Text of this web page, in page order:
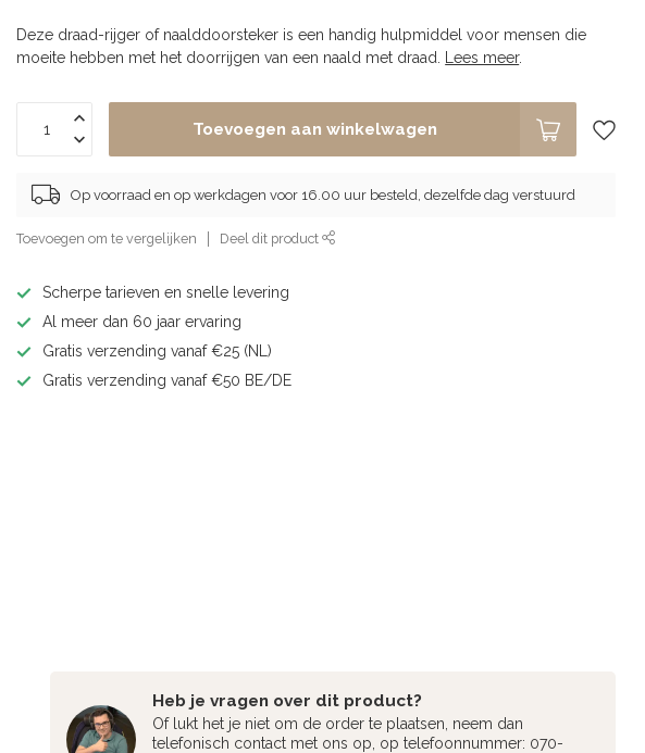
Deze draad-rijger of naalddoorsteker is een handig hulpmiddel voor mensen die
moeite hebben met het doorrijgen van een naald met draad.
Lees meer.
Toevoegen aan winkelwagen
Op voorraad en op werkdagen voor 16.00 uur besteld, dezelfde dag verstuurd
Toevoegen om te vergelijken Deel dit product
Scherpe tarieven en snelle levering
Al meer dan 60 jaar ervaring
Gratis verzending vanaf €25 (NL)
Gratis verzending vanaf €50 BE/DE
Heb je vragen over dit product?
Of lukt het je niet om de order te plaatsen, neem dan
telefonisch contact met ons op, op telefoonnummer: 070-